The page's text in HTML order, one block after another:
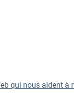
qui nous aident à